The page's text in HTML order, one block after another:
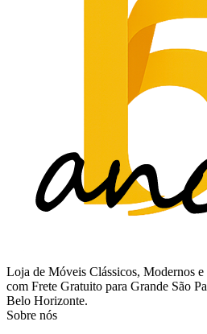
Loja de Móveis Clássicos, Modernos e
com Frete Gratuito para Grande São
Belo Horizonte.
Sobre nós